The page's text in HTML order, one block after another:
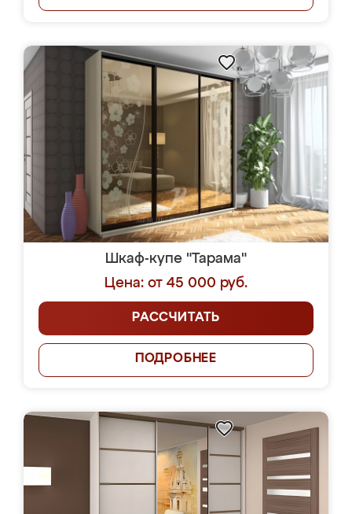
Шкаф-купе "Тарама"
Цена: от 45 000 руб.
РАССЧИТАТЬ
ПОДРОБНЕЕ